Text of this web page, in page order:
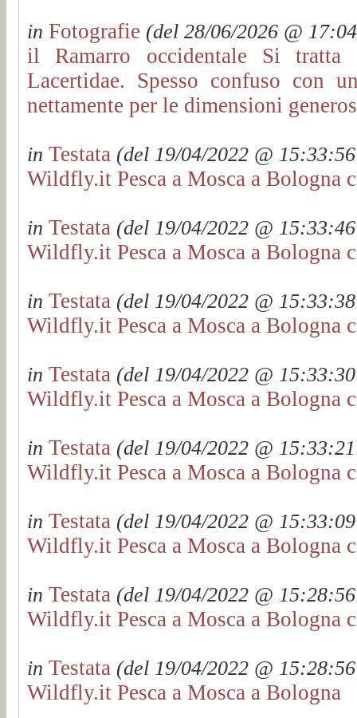
in Fotografie (del 28/06/2026 @
il Ramarro occidentale Si
Lacertidae. Spesso confuso con
nettamente per le dimensioni
in Testata (del 19/04/2022 @
Wildfly.it Pesca a Mosca a Bologna
in Testata (del 19/04/2022 @
Wildfly.it Pesca a Mosca a Bologna
in Testata (del 19/04/2022 @
Wildfly.it Pesca a Mosca a Bologna
in Testata (del 19/04/2022 @
Wildfly.it Pesca a Mosca a Bologna
in Testata (del 19/04/2022 @
Wildfly.it Pesca a Mosca a Bologna
in Testata (del 19/04/2022 @
Wildfly.it Pesca a Mosca a Bologna
in Testata (del 19/04/2022 @
Wildfly.it Pesca a Mosca a Bologna
in Testata (del 19/04/2022 @
Wildfly.it Pesca a Mosca a Bologna